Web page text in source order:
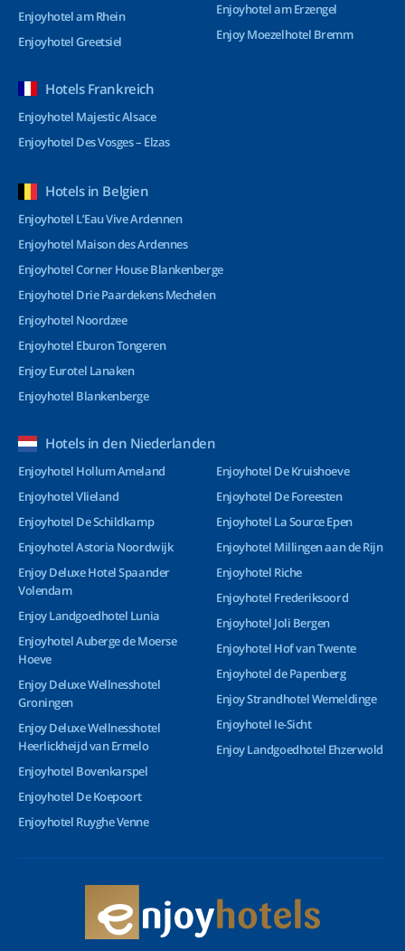
Enjoyhotel am Rhein
Enjoyhotel Greetsiel
Enjoyhotel am Erzengel
Enjoy Moezelhotel Bremm
Hotels Frankreich
Enjoyhotel Majestic Alsace
Enjoyhotel Des Vosges – Elzas
Hotels in Belgien
Enjoyhotel L’Eau Vive Ardennen
Enjoyhotel Maison des Ardennes
Enjoyhotel Corner House Blankenberge
Enjoyhotel Drie Paardekens Mechelen
Enjoyhotel Noordzee
Enjoyhotel Eburon Tongeren
Enjoy Eurotel Lanaken
Enjoyhotel Blankenberge
Hotels in den Niederlanden
Enjoyhotel Hollum Ameland
Enjoyhotel Vlieland
Enjoyhotel De Schildkamp
Enjoyhotel Astoria Noordwijk
Enjoy Deluxe Hotel Spaander
Volendam
Enjoy Landgoedhotel Lunia
Enjoyhotel Auberge de Moerse
Hoeve
Enjoy Deluxe Wellnesshotel
Groningen
Enjoy Deluxe Wellnesshotel
Heerlickheijd van Ermelo
Enjoyhotel Bovenkarspel
Enjoyhotel De Koepoort
Enjoyhotel Ruyghe Venne
Enjoyhotel De Kruishoeve
Enjoyhotel De Foreesten
Enjoyhotel La Source Epen
Enjoyhotel Millingen aan de Rijn
Enjoyhotel Riche
Enjoyhotel Frederiksoord
Enjoyhotel Joli Bergen
Enjoyhotel Hof van Twente
Enjoyhotel de Papenberg
Enjoy Strandhotel Wemeldinge
Enjoyhotel Ie-Sicht
Enjoy Landgoedhotel Ehzerwold